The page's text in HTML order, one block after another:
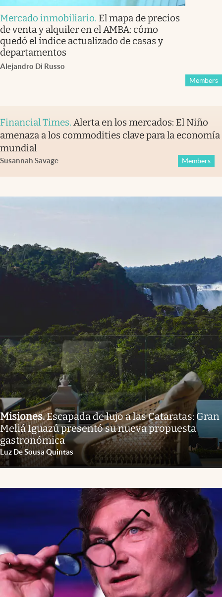
Mercado inmobiliario. El mapa de precios
de venta y alquiler en el AMBA: cómo
quedó el índice actualizado de casas y
departamentos
Alejandro Di Russo
Members
Financial Times. Alerta en los mercados: El Niño
amenaza a los commodities clave para la economía
mundial
Susannah Savage Members
Misiones.Escapada de lujo a las Cataratas: Gran
Meliá Iguazú presentó su nueva propuesta
gastronómica
Luz De Sousa Quintas